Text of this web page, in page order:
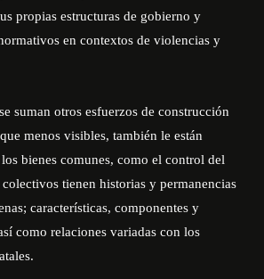
propias estructuras de gobierno y
en contextos de violencias y
suman otros esfuerzos de construcción
menos visibles, también le están
bienes comunes, como el control del
colectivos tienen historias y permanencias
características, componentes y
como relaciones variadas con los